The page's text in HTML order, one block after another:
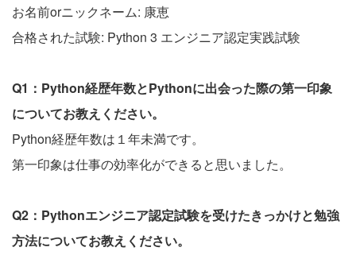
お名前orニックネーム: 康恵
合格された試験: Python 3 エンジニア認定実践試験
Q1：Python経歴年数とPythonに出会った際の第一印象
についてお教えください。
Python経歴年数は１年未満です。
第一印象は仕事の効率化ができると思いました。
Q2：Pythonエンジニア認定試験を受けたきっかけと勉強
方法についてお教えください。